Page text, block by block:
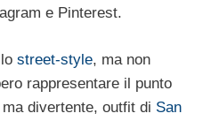
e Pinterest.
street-style, ma non
rappresentare il punto
divertente, outfit di San